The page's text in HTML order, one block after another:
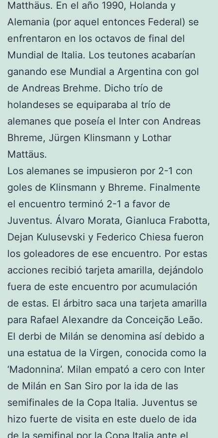
Matthäus. En el año 1990, Holanda y
Alemania (por aquel entonces Federal) se
enfrentaron en los octavos de final del
Mundial de Italia. Los teutones acabarían
ganando ese Mundial a Argentina con gol
de Andreas Brehme. Dicho trío de
holandeses se equiparaba al trío de
alemanes que poseía el Inter con Andreas
Bhreme, Jürgen Klinsmann y Lothar
Mattäus.
Los alemanes se impusieron por 2-1 con
goles de Klinsmann y Bhreme. Finalmente
el encuentro terminó 2-1 a favor de
Juventus. Álvaro Morata, Gianluca Frabotta,
Dejan Kulusevski y Federico Chiesa fueron
los goleadores de ese encuentro. Por estas
acciones recibió tarjeta amarilla, dejándolo
fuera de este encuentro por acumulación
de estas. El árbitro saca una tarjeta amarilla
para Rafael Alexandre da Conceição Leão.
El derbi de Milán se denomina así debido a
una estatua de la Virgen, conocida como la
‘Madonnina’. Milan empató a cero con Inter
de Milán en San Siro por la ida de las
semifinales de la Copa Italia. Juventus se
hizo fuerte de visita en este duelo de ida
de la semifinal por la Copa Italia ante el